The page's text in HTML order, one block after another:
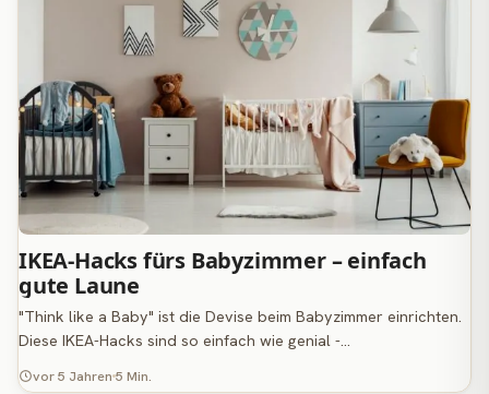
IKEA-Hacks fürs Babyzimmer – einfach
gute Laune
"Think like a Baby" ist die Devise beim Babyzimmer einrichten.
Diese IKEA-Hacks sind so einfach wie genial -…
vor 5 Jahren 5 Min.